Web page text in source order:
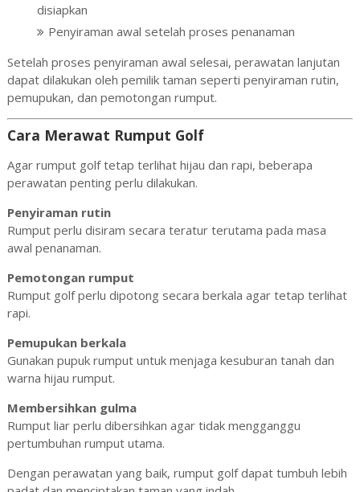
disiapkan
Penyiraman awal setelah proses penanaman
Setelah proses penyiraman awal selesai, perawatan lanjutan
dapat dilakukan oleh pemilik taman seperti penyiraman rutin,
pemupukan, dan pemotongan rumput.
Cara Merawat Rumput Golf
Agar rumput golf tetap terlihat hijau dan rapi, beberapa
perawatan penting perlu dilakukan.
Penyiraman rutin
Rumput perlu disiram secara teratur terutama pada masa
awal penanaman.
Pemotongan rumput
Rumput golf perlu dipotong secara berkala agar tetap terlihat
rapi.
Pemupukan berkala
Gunakan pupuk rumput untuk menjaga kesuburan tanah dan
warna hijau rumput.
Membersihkan gulma
Rumput liar perlu dibersihkan agar tidak mengganggu
pertumbuhan rumput utama.
Dengan perawatan yang baik, rumput golf dapat tumbuh lebih